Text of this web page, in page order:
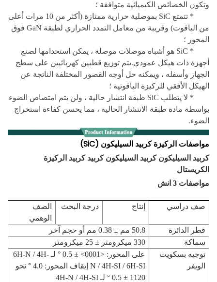
وتكون الخصائص الكيميائية متوافقة ؛
* تتمتع SiC بموصلية حرارية ممتازة (أكثر من 10 مرات أعلى
من الياقوت) وقريبة من معامل التمدد الحراري لطبقة GaN فوق
المحور ؛
* SiC هو أشباه موصلات موصلة ، يمكن استخدامها لصنع
أجهزة ذات هيكل عمودي.يتم توزيع قطبين كهربائيين على سطح
الجهاز وأسفله ، ويمكنه حل أوجه القصور المختلفة الناتجة عن
الهيكل الأفقي للركيزة الياقوتية ؛
* لا يتطلب SiC طبقة انتشار حالية ، ولن يتم امتصاص الضوء
بواسطة مادة طبقة الانتشار الحالية ، مما يحسن كفاءة استخراج
الضوء.
مواصفات الركيزة كربيد السيليكون (SiC)
كربيد السيليكون كربيد السيليكون كربيد كربيد الركيزة
الكريستال
مواصفات 3 انش
صف دراسي إنتاج درجة البحث
الصف
الوهمي
قطر الدائرة
50.8 مم ± 0.38 مم أو حجم آخر
سماكة
330 ميكرومتر ± 25 ميكرومتر
توجيه بسكويت
الويفر
على المحور: <0001> ± 0.5 ° لـ 6H-N / 4H-
N / 4H-SI / 6H-SI إيقاف المحور: 4.0 ° نحو
1120 ± 0.5 ° لـ 4H-N / 4H-SI